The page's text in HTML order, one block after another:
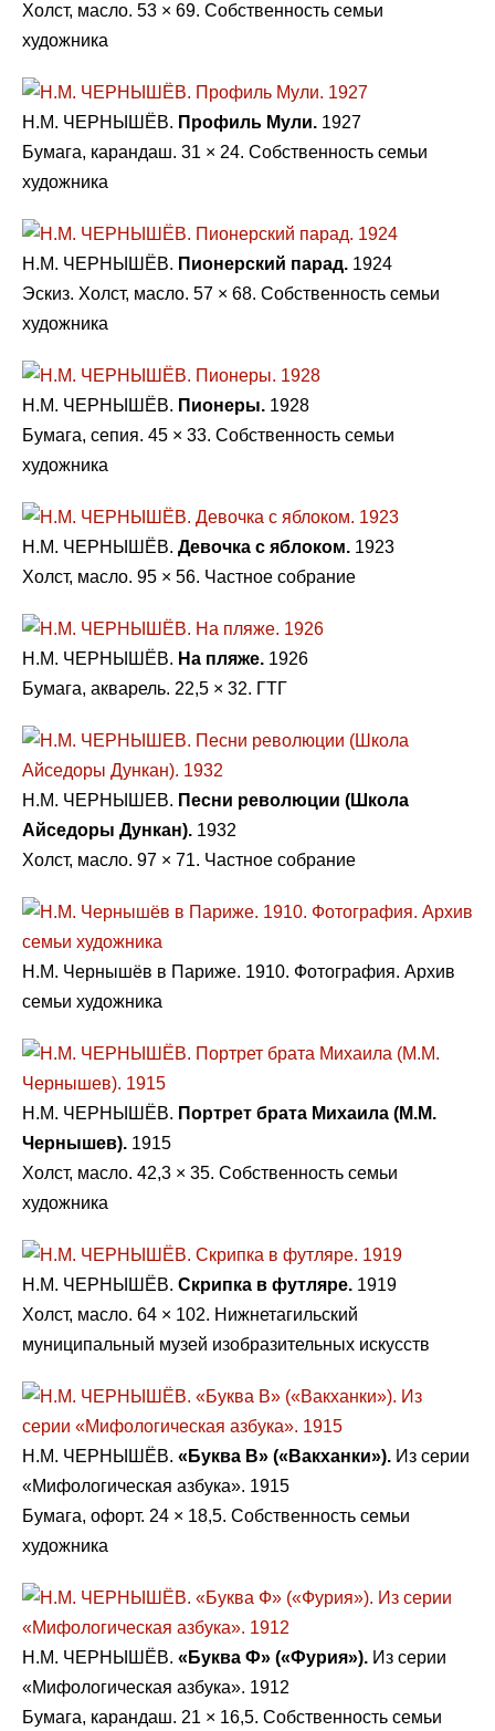
Холст, масло. 53 × 69. Собственность семьи
художника
Н.М. ЧЕРНЫШЁВ. Профиль Мули. 1927
Бумага, карандаш. 31 × 24. Собственность семьи
художника
Н.М. ЧЕРНЫШЁВ. Пионерский парад. 1924
Эскиз. Холст, масло. 57 × 68. Собственность семьи
художника
Н.М. ЧЕРНЫШЁВ. Пионеры. 1928
Бумага, сепия. 45 × 33. Собственность семьи
художника
Н.М. ЧЕРНЫШЁВ. Девочка с яблоком. 1923
Холст, масло. 95 × 56. Частное собрание
Н.М. ЧЕРНЫШЁВ. На пляже. 1926
Бумага, акварель. 22,5 × 32. ГТГ
Н.М. ЧЕРНЫШЕВ. Песни революции (Школа
Айседоры Дункан). 1932
Холст, масло. 97 × 71. Частное собрание
Н.М. Чернышёв в Париже. 1910. Фотография. Архив
семьи художника
Н.М. ЧЕРНЫШЁВ. Портрет брата Михаила (М.М.
Чернышев). 1915
Холст, масло. 42,3 × 35. Собственность семьи
художника
Н.М. ЧЕРНЫШЁВ. Скрипка в футляре. 1919
Холст, масло. 64 × 102. Нижнетагильский
муниципальный музей изобразительных искусств
Н.М. ЧЕРНЫШЁВ. «Буква В» («Вакханки»). Из серии
«Мифологическая азбука». 1915
Бумага, офорт. 24 × 18,5. Собственность семьи
художника
Н.М. ЧЕРНЫШЁВ. «Буква Ф» («Фурия»). Из серии
«Мифологическая азбука». 1912
Бумага, карандаш. 21 × 16,5. Собственность семьи